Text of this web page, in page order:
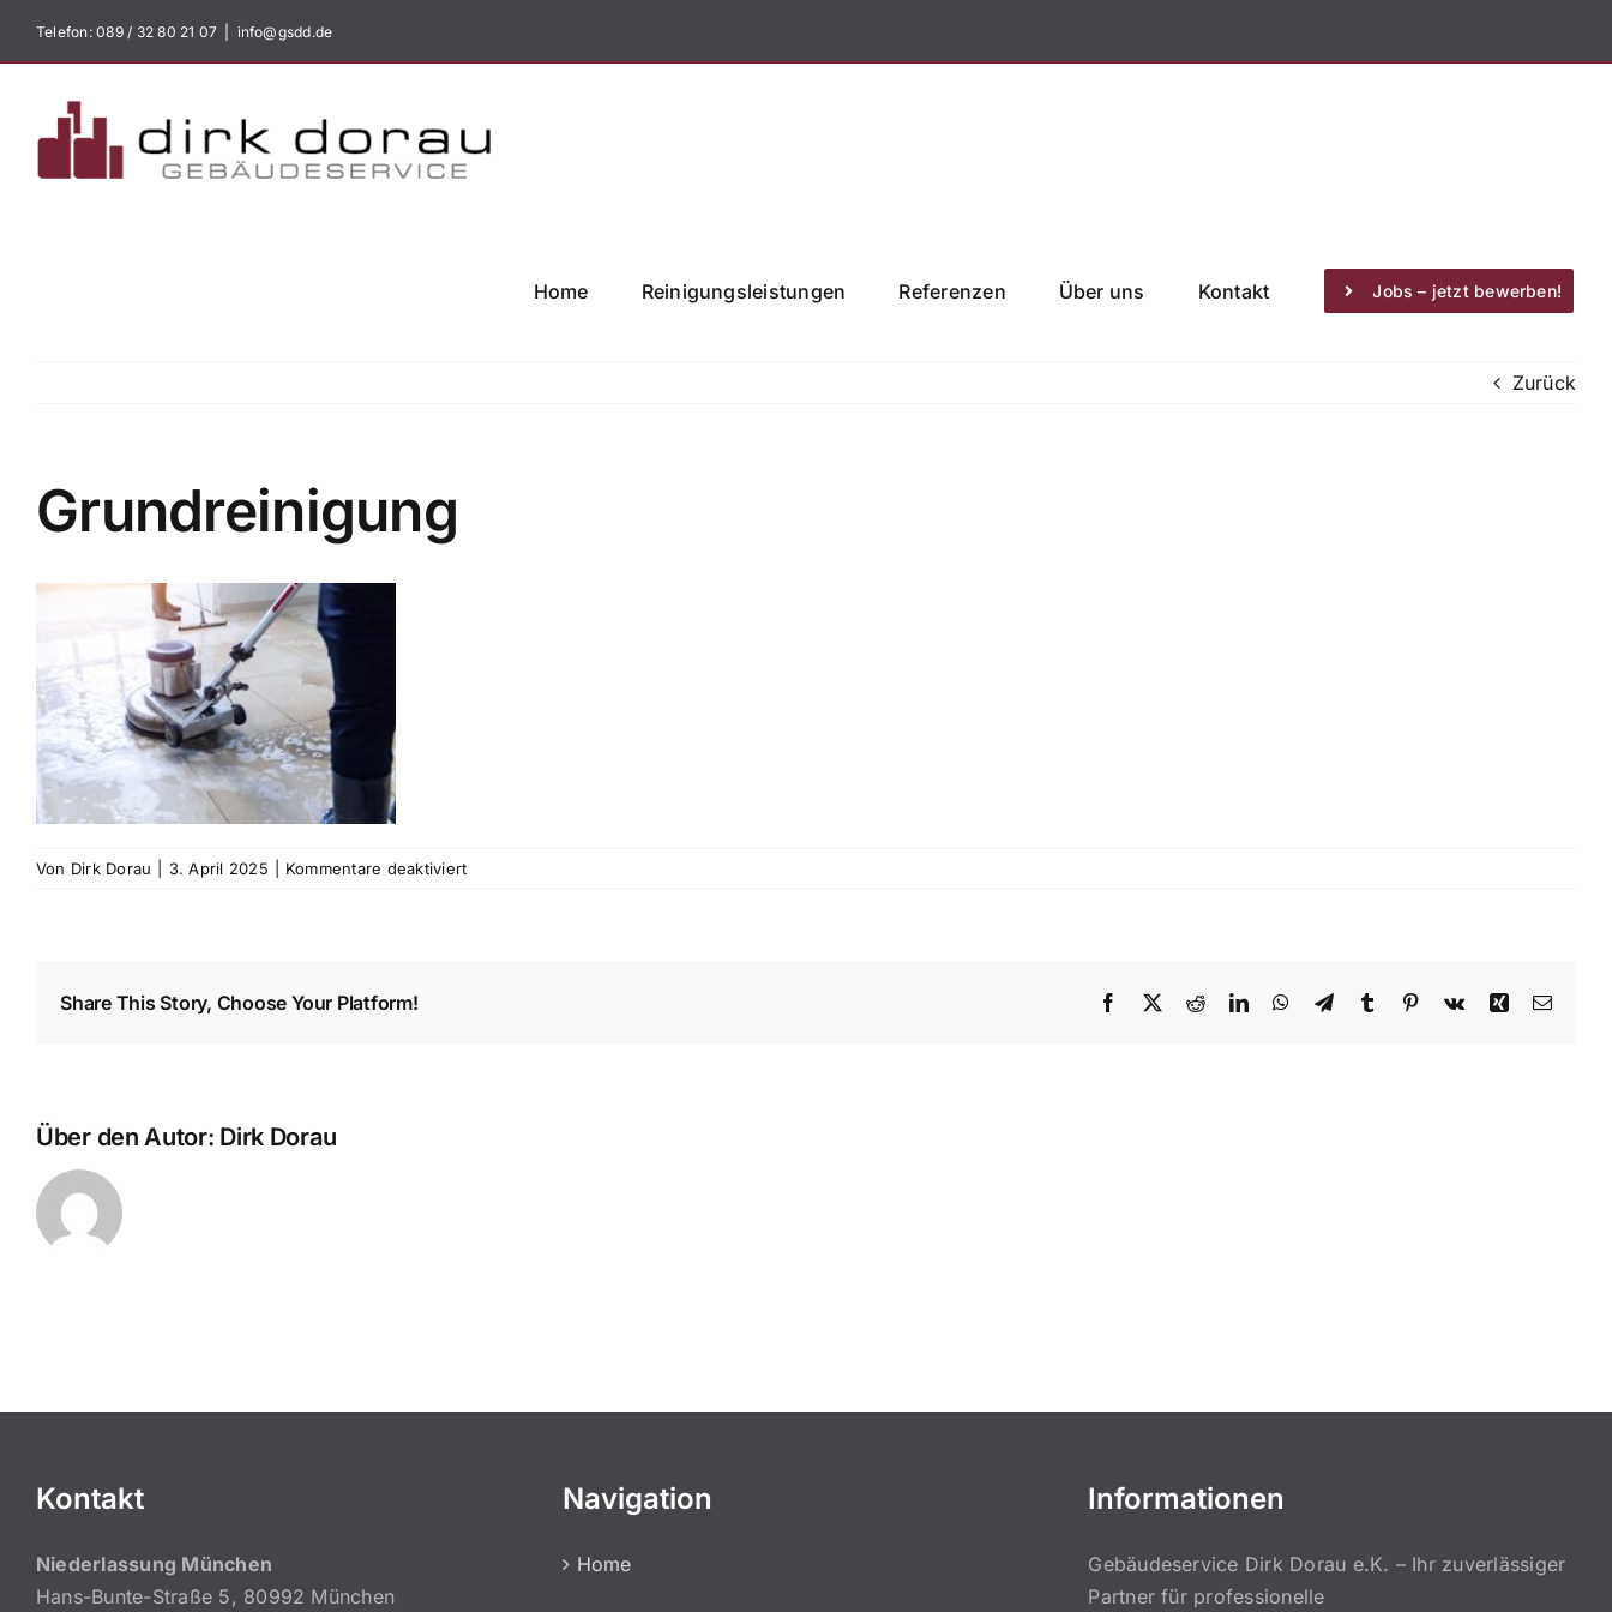
Telefon:089 / 32 80 21 07 info@gsdd.de
Home Reinigungsleistungen Referenzen Über uns Kontakt Jobs – jetzt bewerben!
Zurück
Grundreinigung
Von Dirk Dorau 3. April 2025 Kommentare deaktiviertfür
Share This Story, Choose Your Platform! Facebook
X RedditLinkedInWhatsApp
TelegramTumblr Pinterest
Vk Xing E-
Über den Autor: Dirk Dorau
Kontakt
Niederlassung München
Hans-Bunte-Straße 5, 80992 München
Navigation
Home
Informationen
Gebäudeservice Dirk Dorau e.K. – Ihr zuverlässiger
Partner für professionelle